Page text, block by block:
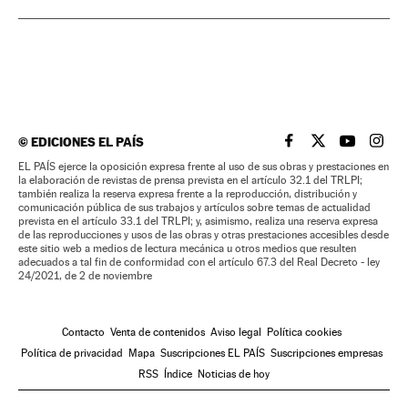
©EDICIONES EL PAÍS EL PAÍS BRASIL EN
EL PAÍSEL PAÍS
EL
EL PAÍS ejerce la oposición expresa frente al uso de sus obras y prestaciones en
la elaboración de revistas de prensa prevista en el artículo 32.1 del TRLPI;
también realiza la reserva expresa frente a la reproducción, distribución y
comunicación pública de sus trabajos y artículos sobre temas de actualidad
prevista en el artículo 33.1 del TRLPI; y, asimismo, realiza una reserva expresa
de las reproducciones y usos de las obras y otras prestaciones accesibles desde
este sitio web a medios de lectura mecánica u otros medios que resulten
adecuados a tal fin de conformidad con el artículo 67.3 del Real Decreto - ley
24/2021, de 2 de noviembre
Contacto Venta de contenidos Aviso legal
Política cookies
Política de privacidad
Mapa Suscripciones EL PAÍS Suscripciones empresas
RSS
Índice Noticias de hoy